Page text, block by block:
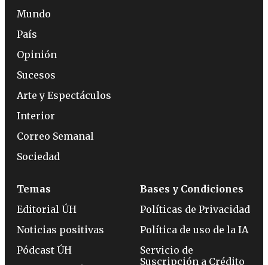
Mundo
País
Opinión
Sucesos
Arte y Espectáculos
Interior
Correo Semanal
Sociedad
Temas
Editorial ÚH
Noticias positivas
Pódcast ÚH
Bases y Condiciones
Políticas de Privacidad
Política de uso de la IA
Servicio de
Suscripción a Crédito